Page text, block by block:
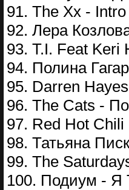
91. The Xx - Intro
92. Лера
93. T.I. Feat Keri
94. Полина
95. Darren
96. The Cats -
97. Red Hot
98. Татьяна
99. The
100. Подиум - Я